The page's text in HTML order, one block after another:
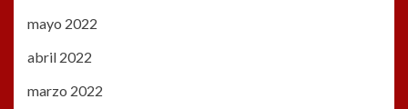
mayo 2022
abril 2022
marzo 2022